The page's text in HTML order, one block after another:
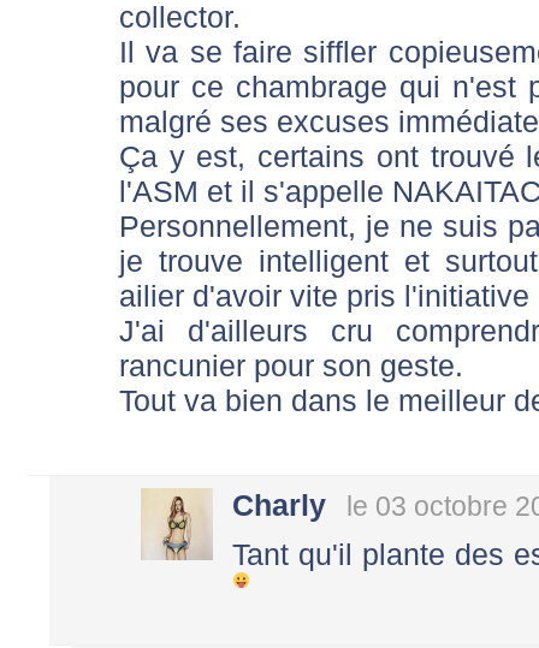
collector.
Il va se faire siffler
pour ce chambrage qui n'est
malgré ses excuses
Ça y est, certains ont trouvé
l'ASM et il s'appelle
Personnellement, je ne suis
je trouve intelligent et
ailier d'avoir vite pris
J'ai d'ailleurs cru
rancunier pour son geste.
Tout va bien dans le meilleur
Charly le 03 octobre
Tant qu'il plante des